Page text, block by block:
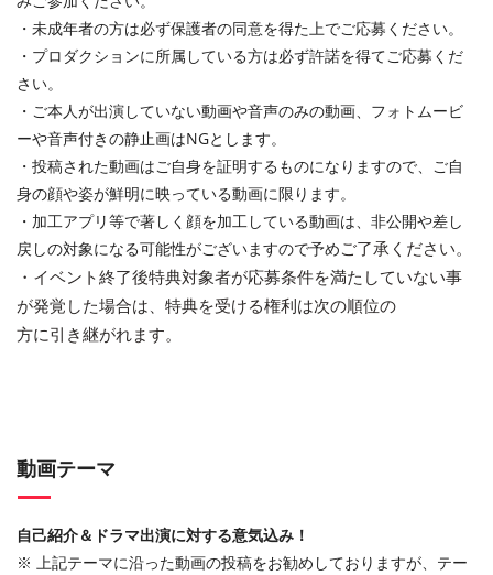
・未成年者の方は必ず保護者の同意を得た上でご応募ください。
・プロダクションに所属している方は必ず許諾を得てご応募くだ
さい。
・ご本人が出演していない動画や音声のみの動画、フォトムービ
ーや音声付きの静止画はNGとします。
・投稿された動画はご自身を証明するものになりますので、ご自
身の顔や姿が鮮明に映っている動画に限ります。
・加工アプリ等で著しく顔を加工している動画は、非公開や差し
戻しの対象になる可能性がございますので予めご了承 ください。
・ イベント終了後特典対象者が応募条件を満たしていない事
が発覚 した場合は、特典を受ける権利は次の順位の
方に引き継がれます。
動画テーマ
自己紹介＆ドラマ出演に対する意気込み！
※ 上記テーマに沿った動画の投稿をお勧めしておりますが、テー